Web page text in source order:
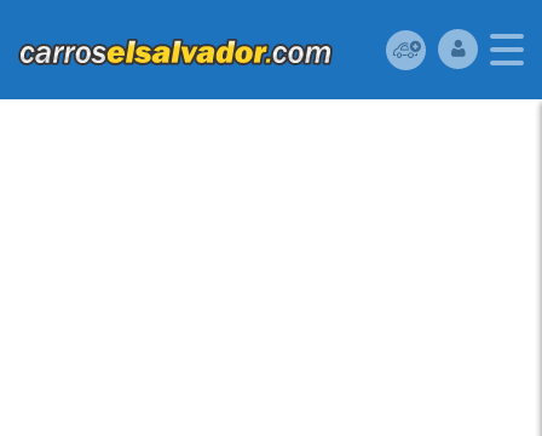
NISSAN SENTRA 2011.